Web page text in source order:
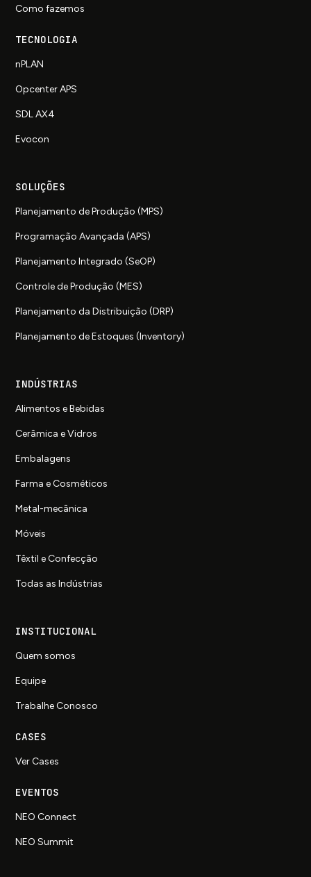
Como fazemos
TECNOLOGIA
nPLAN
Opcenter APS
SDL AX4
Evocon
SOLUÇÕES
Planejamento de Produção (MPS)
Programação Avançada (APS)
Planejamento Integrado (SeOP)
Controle de Produção (MES)
Planejamento da Distribuição (DRP)
Planejamento de Estoques (Inventory)
INDÚSTRIAS
Alimentos e Bebidas
Cerâmica e Vidros
Embalagens
Farma e Cosméticos
Metal-mecânica
Móveis
Têxtil e Confecção
Todas as Indústrias
INSTITUCIONAL
Quem somos
Equipe
Trabalhe Conosco
CASES
Ver Cases
EVENTOS
NEO Connect
NEO Summit